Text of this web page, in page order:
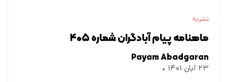
نشریه
ماهنامه پیام آبادگران شماره ۴۰۵
Payam Abadgaran
۲۳ آبان ۱۴۰۱